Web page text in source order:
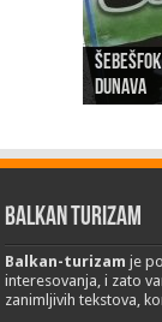
Dunava
Erdevik:
Novi
26.
Balkan Turizam
Balkan-turizam je
interesovanja, i zato
zanimljivih tekstova,